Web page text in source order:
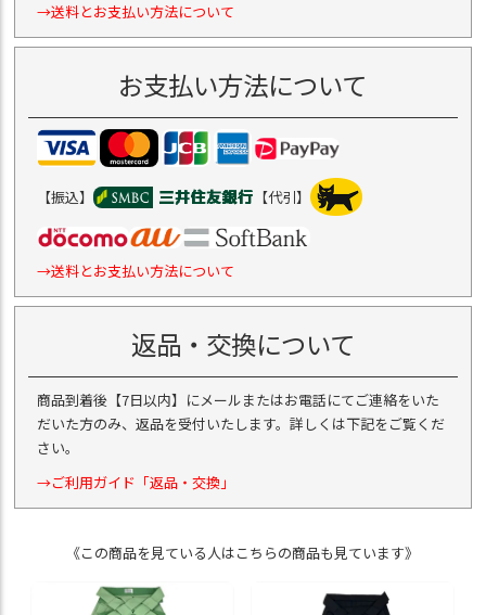
→送料とお支払い方法について
お支払い方法について
【振込】 【代引】
→送料とお支払い方法について
返品・交換について
商品到着後【7日以内】にメールまたはお電話にてご連絡をいた
だいた方のみ、返品を受付いたします。詳しくは下記をご覧くだ
さい。
→ご利用ガイド「返品・交換」
《この商品を見ている人はこちらの商品も見ています》